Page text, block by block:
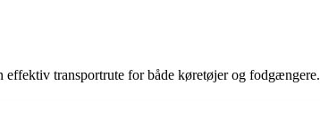
transportrute for både køretøjer og fodgængere.